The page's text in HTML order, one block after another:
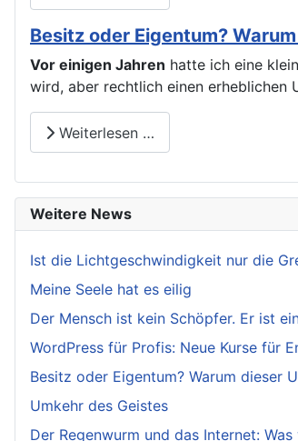
Besitz oder Eigentum?
Vor einigen Jahren hatte ich eine
wird, aber rechtlich einen erheblichen
Weiterlesen …
Weitere News
Ist die Lichtgeschwindigkeit nur die
Meine Seele hat es eilig
Der Mensch ist kein Schöpfer. Er ist
WordPress für Profis: Neue Kurse für
Besitz oder Eigentum? Warum dieser
Umkehr des Geistes
Der Regenwurm und das Internet: